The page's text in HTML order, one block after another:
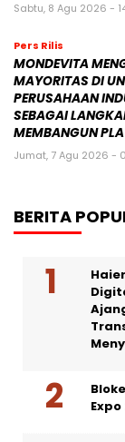
Sabtu, 8 Agu 2026 -
Pers Rilis
MONDEVITA
MAYORITAS DI
PERUSAHAAN
SEBAGAI
MEMBANGUN
Jumat, 7 Agu 2026 -
BERITA